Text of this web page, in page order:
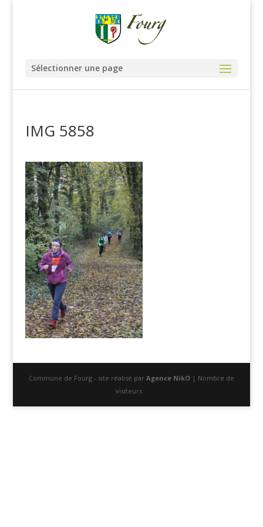
Sélectionner une page
IMG 5858
Commune de Fourg - site réalisé par Agence NikO| Nombre de
visiteurs